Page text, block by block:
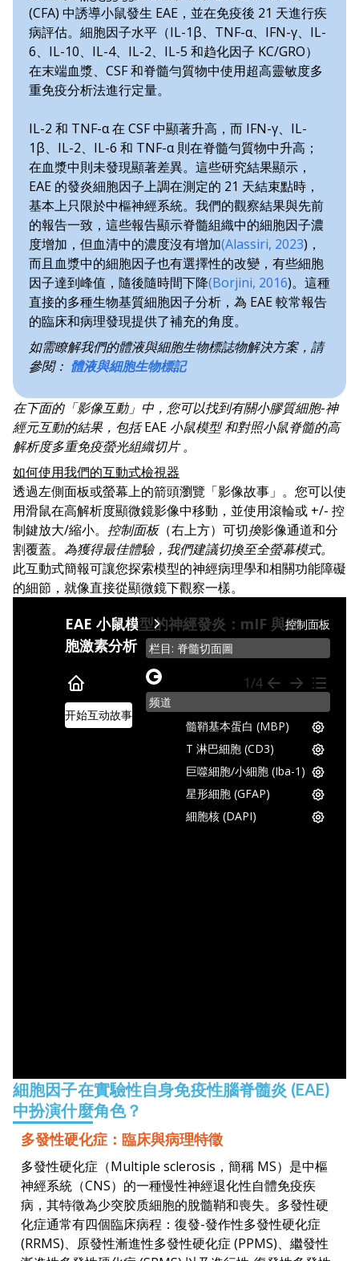
(CFA) 中誘導小鼠發生 EAE，並在免疫後 21 天進行疾
病評估。細胞因子水平（IL-1β、TNF-α、IFN-γ、IL-
6、IL-10、IL-4、IL-2、IL-5 和趋化因子 KC/GRO）
在末端血漿、CSF 和脊髓勻質物中使用超高靈敏度多
重免疫分析法進行定量。
IL-2 和 TNF-α 在 CSF 中顯著升高，而 IFN-γ、IL-
1β、IL-2、IL-6 和 TNF-α 則在脊髓勻質物中升高；
在血漿中則未發現顯著差異。這些研究結果顯示，
EAE 的發炎細胞因子上調在測定的 21 天結束點時，
基本上只限於中樞神經系統。我們的觀察結果與先前
的報告一致，這些報告顯示脊髓組織中的細胞因子濃
度增加，但血清中的濃度沒有增加(Alassiri, 2023)，
而且血漿中的細胞因子也有選擇性的改變，有些細胞
因子達到峰值，隨後隨時間下降(Borjini, 2016)。這種
直接的多種生物基質細胞因子分析，為 EAE 較常報告
的臨床和病理發現提供了補充的角度。
如需瞭解我們的體液與細胞生物標誌物解決方案，請
參閱： 體液與細胞生物標記
在下面的「影像互動」中，您可以找到有關小膠質細胞-神
經元互動的結果，包括 EAE 小鼠模型 和對照小鼠脊髓的高
解析度多重免疫螢光組織切片 。
如何使用我們的互動式檢視器
透過左側面板或螢幕上的箭頭瀏覽「影像故事」。您可以使
用滑鼠在高解析度顯微鏡影像中移動，並使用滾輪或 +/- 控
制鍵放大/縮小。 控制面板（右上方）可切換影像通道和分
割覆蓋。 為獲得最佳體驗，我們建議切換至全螢幕模式。
此互動式簡報可讓您探索模型的神經病理學和相關功能障礙
的細節，就像直接從顯微鏡下觀察一樣。
EAE 小鼠模型的神經發炎：mIF 與細
胞激素分析
1/4
开始互动故事
多發性硬化症 (MS) 是一種慢性自體免疫疾病，特
自體反應性 T 細胞 (尤其是Th1 和 Th17 子集)在擴
實驗性自身免疫性腦脊髓炎 (EAE) 重現了多發性
EAE 誘導會導致後肢麻痹和神經發炎，多種生物基
多重免疫螢光 (mIF) 影像是透過免疫染色
髓鞘基本
若要瀏覽此 Image Story，您可以使用此 面板右上
您也可以隨時與右側檢視器中的顯微鏡影像互動，
CD3+T 淋巴細胞
EAE CSF 和脊髓勻質中的細胞因子和神經炎
CSF 和脊髓細胞因子的這些增加與神經發炎的組織
EAE與假 (對照)小鼠的脊髓勻質物 IL-2 濃度；平均
EAE與假陽性(對照) 小鼠的脊髓勻質物 TNF-α 濃度
EAE與 假(對照)小鼠的脊髓勻質物 IL-6 濃度；平均
EAE與 假(對照)小鼠的脊髓勻質物 IL-1β 濃度；平
EAE與假(對照)小鼠的脊髓勻質 IFN-γ 濃度；平均
所有細胞因子的結果，包括非顯著變化，在我們的
控制面板
栏目: 脊髓切面圖
microscopy-
section-
slider
频道
細胞核 (DAPI)
星形細胞 (GFAP)
巨噬細胞/小細胞 (Iba-1)
T 淋巴細胞 (CD3)
髓鞘基本蛋白 (MBP)
細胞因子在實驗性自身免疫性腦脊髓炎 (EAE)
中扮演什麼角色？
多發性硬化症：臨床與病理特徵
多發性硬化症（Multiple sclerosis，簡稱 MS）是中樞
神經系統（CNS）的一種慢性神經退化性自體免疫疾
病，其特徵為少突胶质細胞的脫髓鞘和喪失。多發性硬
化症通常有四個臨床病程：復發-發作性多發性硬化症
(RRMS)、原發性漸進性多發性硬化症 (PPMS)、繼發性